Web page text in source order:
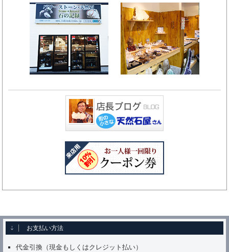
お支払い方法
代金引換（現金もしくはクレジット払い）